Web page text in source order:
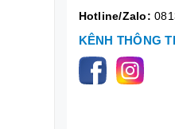
Hotline/Zalo:
KÊNH THÔNG